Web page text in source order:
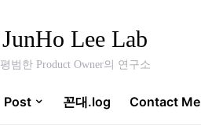
JunHo Lee Lab
평범한 Product Owner의 연구소
Post 꼰대.log Contact Me